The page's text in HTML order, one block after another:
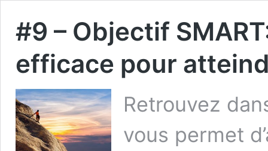
#9 – Objectif
efficace pour
Retrouvez
vous permet